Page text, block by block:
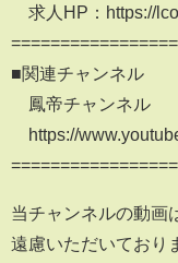
求人HP：https://
■関連チャンネル
鳳帝チャンネル
https://
当チャンネルの動画
遠慮いただいており